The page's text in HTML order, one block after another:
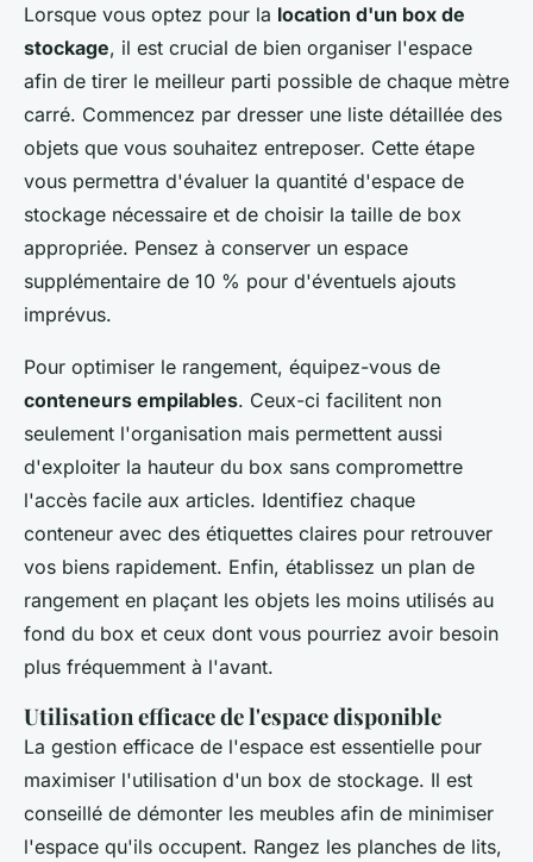
Lorsque vous optez pour la location d'un box de
stockage, il est crucial de bien organiser l'espace
afin de tirer le meilleur parti possible de chaque mètre
carré. Commencez par dresser une liste détaillée des
objets que vous souhaitez entreposer. Cette étape
vous permettra d'évaluer la quantité d'espace de
stockage nécessaire et de choisir la taille de box
appropriée. Pensez à conserver un espace
supplémentaire de 10 % pour d'éventuels ajouts
imprévus.
Pour optimiser le rangement, équipez-vous de
conteneurs empilables. Ceux-ci facilitent non
seulement l'organisation mais permettent aussi
d'exploiter la hauteur du box sans compromettre
l'accès facile aux articles. Identifiez chaque
conteneur avec des étiquettes claires pour retrouver
vos biens rapidement. Enfin, établissez un plan de
rangement en plaçant les objets les moins utilisés au
fond du box et ceux dont vous pourriez avoir besoin
plus fréquemment à l'avant.
Utilisation efficace de l'espace disponible
La gestion efficace de l'espace est essentielle pour
maximiser l'utilisation d'un box de stockage. Il est
conseillé de démonter les meubles afin de minimiser
l'espace qu'ils occupent. Rangez les planches de lits,